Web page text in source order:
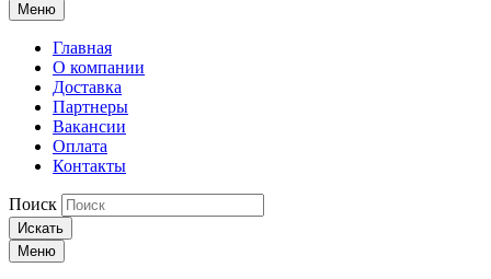
Меню
Главная
О компании
Доставка
Партнеры
Вакансии
Оплата
Контакты
Поиск
Искать
Меню